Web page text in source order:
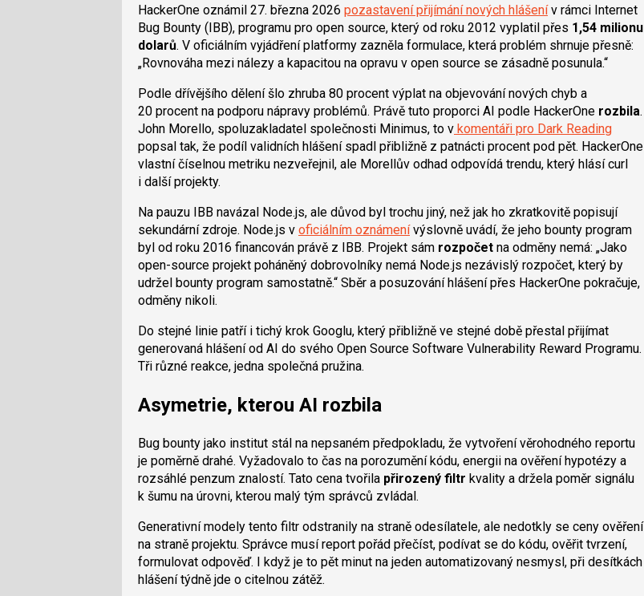
HackerOne oznámil 27. března 2026 pozastavení přijímání nových hlášenív rámci Internet
Bug Bounty (IBB), programu pro open source, který od roku 2012 vyplatil přes 1,54 milionu
dolarů. V oficiálním vyjádření platformy zazněla formulace, která problém shrnuje přesně:
Rovnováha mezi nálezy a kapacitou na opravu v open source se zásadně posunula.
Podle dřívějšího dělení šlo zhruba 80 procent výplat na objevování nových chyb a
20 procent na podporu nápravy problémů. Právě tuto proporci AI podle HackerOne rozbila.
John Morello, spoluzakladatel společnosti Minimus, to v komentáři pro Dark Reading
popsal tak, že podíl validních hlášení spadl přibližně z patnácti procent pod pět. HackerOne
vlastní číselnou metriku nezveřejnil, ale Morellův odhad odpovídá trendu, který hlásí curl
i další projekty.
Na pauzu IBB navázal Node.js, ale důvod byl trochu jiný, než jak ho zkratkovitě popisují
sekundární zdroje. Node.js v oficiálním oznámenívýslovně uvádí, že jeho bounty program
byl od roku 2016 financován právě z IBB. Projekt sám rozpočet na odměny nemá: Jako
open-source projekt poháněný dobrovolníky nemá Node.js nezávislý rozpočet, který by
udržel bounty program samostatně. Sběr a posuzování hlášení přes HackerOne pokračuje,
odměny nikoli.
Do stejné linie patří i tichý krok Googlu, který přibližně ve stejné době přestal přijímat
generovaná hlášení od AI do svého Open Source Software Vulnerability Reward Programu.
Tři různé reakce, jedna společná pružina.
Asymetrie, kterou AI rozbila
Bug bounty jako institut stál na nepsaném předpokladu, že vytvoření věrohodného reportu
je poměrně drahé. Vyžadovalo to čas na porozumění kódu, energii na ověření hypotézy a
rozsáhlé penzum znalostí. Tato cena tvořila přirozený filtr kvality a držela poměr signálu
k šumu na úrovni, kterou malý tým správců zvládal.
Generativní modely tento filtr odstranily na straně odesílatele, ale nedotkly se ceny ověření
na straně projektu. Správce musí report pořád přečíst, podívat se do kódu, ověřit tvrzení,
formulovat odpověď. I když je to pět minut na jeden automatizovaný nesmysl, při desítkách
hlášení týdně jde o citelnou zátěž.